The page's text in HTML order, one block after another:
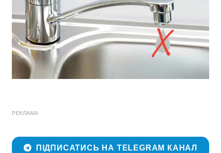
РЕКЛАМА
ПІДПИСАТИСЬ НА TELEGRAM КАНАЛ